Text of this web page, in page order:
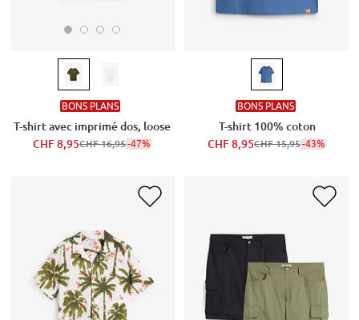
BONS PLANS
T-shirt avec imprimé dos, loose
CHF 8,95CHF 16,95-47%
BONS PLANS
T-shirt 100% coton
CHF 8,95CHF 15,95-43%